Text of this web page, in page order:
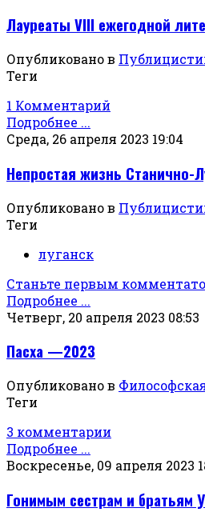
Лауреаты VIII ежегодной
Опубликовано в
Теги
1 Комментарий
Подробнее ...
Среда, 26 апреля 2023 19:04
Непростая жизнь Станично-
Опубликовано в
Теги
луганск
Станьте первым
Подробнее ...
Четверг, 20 апреля 2023 08:53
Пасха —2023
Опубликовано в
Теги
3 комментарии
Подробнее ...
Воскресенье, 09 апреля 2023
Гонимым сестрам и братьям